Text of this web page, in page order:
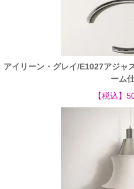
アイリーン・グレイ/E1027アジャ
ーム
【税込】